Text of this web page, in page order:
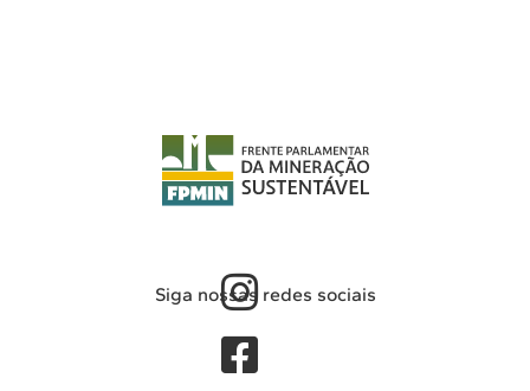
Siga nossas redes sociais